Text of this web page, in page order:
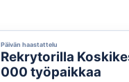
Päivän haastattelu
Rekrytorilla
000 työpaikkaa